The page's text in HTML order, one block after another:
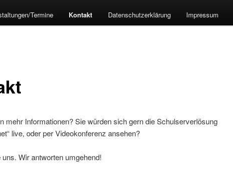
Termine Kontakt Datenschutzerklärung Impressum
mehr Informationen? Sie würden sich gern die Schulserverlösung
live, oder per Videokonferenz ansehen?
Wir antworten umgehend!